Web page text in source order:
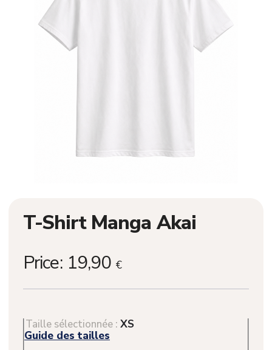
T-Shirt Manga Akai
Price: 19,90 €
Taille sélectionnée : XS
Guide des tailles